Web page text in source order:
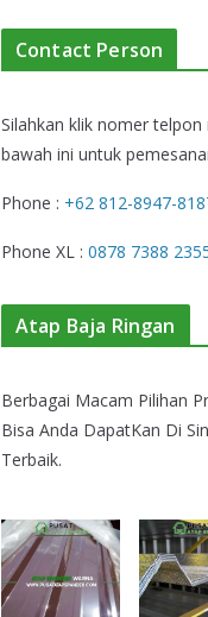
Contact Person
Silahkan klik nomer
bawah ini untuk
Phone : +62 812-8947-
Phone XL : 0878 7388
Atap Baja Ringan
Berbagai Macam Pilihan
Bisa Anda DapatKan Di
Terbaik.